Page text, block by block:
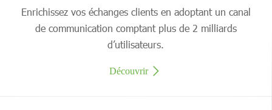
Enrichissez vos échanges clients en adoptant un canal
de communication comptant plus de 2 milliards
d’utilisateurs.
Découvrir